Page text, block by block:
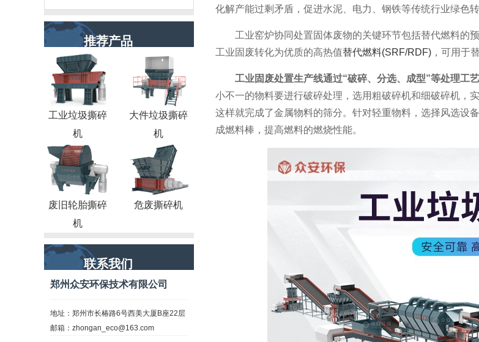
推荐产品
工业垃圾撕碎
机
大件垃圾撕碎
机
废旧轮胎撕碎
机
危废撕碎机
联系我们
郑州众安环保技术有限公司
地址：郑州市长椿路6号西美大厦B座22层
邮箱：zhongan_eco@163.com
化解产能过剩矛盾，促进水泥、电力、钢铁等传统行业绿色
工业窑炉协同处置固体废物的关键环节包括替代燃料的
工业固废转化为优质的高热值替代燃料(SRF/RDF) ，可用于
工业固废处置生产线通过“破碎、分选、成型”等处理工艺
小不一的物料要进行破碎处理，选用粗破碎机和细破碎机，
这样就完成了金属物料的筛分。针对轻重物料，选择风选设
成燃料棒，提高燃料的燃烧性能。